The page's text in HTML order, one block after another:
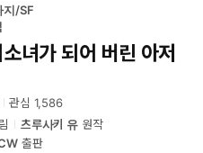
지/SF
녀가 되어 버린 아저
관심 1,586
츠루사키 유 원작
출판